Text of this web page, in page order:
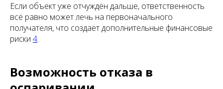
Если объект уже отчуждён дальше, ответственность
всё равно может лечь на первоначального
получателя, что создаёт дополнительные финансовые
риски 4.
Возможность отказа в